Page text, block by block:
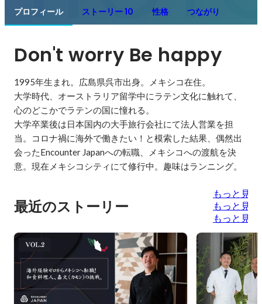
プロフィール ストーリー 10 性格 つながり
Don't worry Be happy
1995年生まれ。広島県呉市出身。メキシコ在住。
大学時代、オーストラリア留学中にラテン文化に触れて、
心のどこかでラテンの国に憧れる。
大学卒業後は日本国内の大手旅行会社にて法人営業を担
当。コロナ禍に海外で働きたい！と模索した結果、偶然出
会ったEncounter Japanへの転職、メキシコへの渡航を決
最近のストーリー
もっと見る
もっと見る
もっと見る